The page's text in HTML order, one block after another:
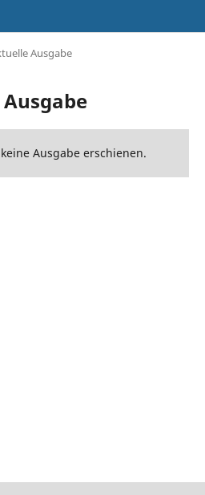
Ausgabe
Ausgabe erschienen.